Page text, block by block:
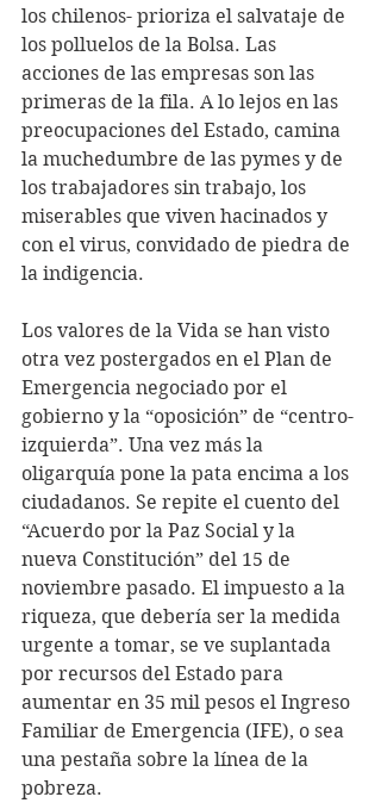
los chilenos- prioriza el salvataje de
los polluelos de la Bolsa. Las
acciones de las empresas son las
primeras de la fila. A lo lejos en las
preocupaciones del Estado, camina
la muchedumbre de las pymes y de
los trabajadores sin trabajo, los
miserables que viven hacinados y
con el virus, convidado de piedra de
la indigencia.
Los valores de la Vida se han visto
otra vez postergados en el Plan de
Emergencia negociado por el
gobierno y la “oposición” de “centro-
izquierda”. Una vez más la
oligarquía pone la pata encima a los
ciudadanos. Se repite el cuento del
“Acuerdo por la Paz Social y la
nueva Constitución” del 15 de
noviembre pasado. El impuesto a la
riqueza, que debería ser la medida
urgente a tomar, se ve suplantada
por recursos del Estado para
aumentar en 35 mil pesos el Ingreso
Familiar de Emergencia (IFE), o sea
una pestaña sobre la línea de la
pobreza.